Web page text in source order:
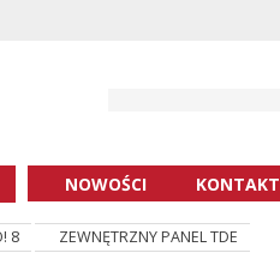
NOWOŚCI KONTAKT
8 ZEWNĘTRZNY PANEL TDE